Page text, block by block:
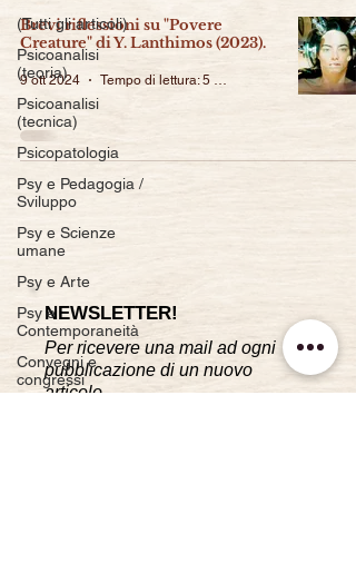
(Tutti gli articoli)
Psicoanalisi
(teoria)
Psicoanalisi
(tecnica)
Psicopatologia
Psy e Pedagogia /
Sviluppo
Psy e Scienze
umane
Psy e Arte
Psy e
Contemporaneità
Convegni e
congressi
Brevi riflessioni su "Povere
Creature" di Y. Lanthimos (2023).
9 ott 2024 Tempo di lettura: 5 min
NEWSLETTER!
Per ricevere una mail ad ogni
pubblicazione di un nuovo
articolo.